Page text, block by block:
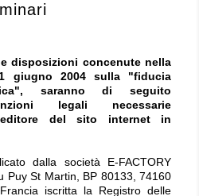
disposizioni concenute nella
giugno 2004 sulla "fiducia
saranno di seguito
legali necessarie
del sito internet in
dalla società E-FACTORY
Puy St Martin, BP 80133, 74160
iscritta la Registro delle